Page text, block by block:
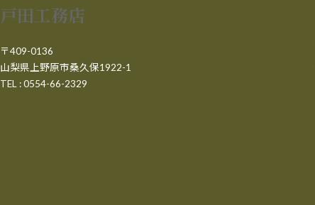
戸田工務店
〒409-0136
山梨県上野原市桑久保1922-1
TEL : 0554-66-2329